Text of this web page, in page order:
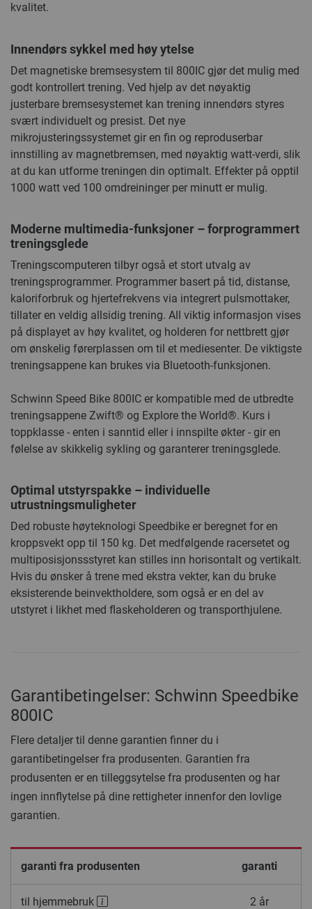
kvalitet.
Innendørs sykkel med høy ytelse
Det magnetiske bremsesystem til 800IC gjør det mulig med
godt kontrollert trening. Ved hjelp av det nøyaktig
justerbare bremsesystemet kan trening innendørs styres
svært individuelt og presist. Det nye
mikrojusteringssystemet gir en fin og reproduserbar
innstilling av magnetbremsen, med nøyaktig watt-verdi, slik
at du kan utforme treningen din optimalt. Effekter på opptil
1000 watt ved 100 omdreininger per minutt er mulig.
Moderne multimedia-funksjoner – forprogrammert
treningsglede
Treningscomputeren tilbyr også et stort utvalg av
treningsprogrammer. Programmer basert på tid, distanse,
kaloriforbruk og hjertefrekvens via integrert pulsmottaker,
tillater en veldig allsidig trening. All viktig informasjon vises
på displayet av høy kvalitet, og holderen for nettbrett gjør
om ønskelig førerplassen om til et mediesenter. De viktigste
treningsappene kan brukes via Bluetooth-funksjonen.
Schwinn Speed Bike 800IC er kompatible med de utbredte
treningsappene Zwift® og Explore the World®. Kurs i
toppklasse - enten i sanntid eller i innspilte økter - gir en
følelse av skikkelig sykling og garanterer treningsglede.
Optimal utstyrspakke – individuelle
utrustningsmuligheter
Ded robuste høyteknologi Speedbike er beregnet for en
kroppsvekt opp til 150 kg. Det medfølgende racersetet og
multiposisjonssstyret kan stilles inn horisontalt og vertikalt.
Hvis du ønsker å trene med ekstra vekter, kan du bruke
eksisterende beinvektholdere, som også er en del av
utstyret i likhet med flaskeholderen og transporthjulene.
Garantibetingelser: Schwinn Speedbike
800IC
Flere detaljer til denne garantien finner du i
garantibetingelser fra produsenten. Garantien fra
produsenten er en tilleggsytelse fra produsenten og har
ingen innflytelse på dine rettigheter innenfor den lovlige
garantien.
garanti fra produsenten garanti
til hjemmebruk 2 år